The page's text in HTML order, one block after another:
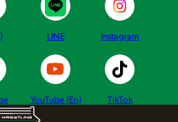
LINE Instagram
YouTube (En) TikTok